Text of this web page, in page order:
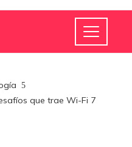
que trae Wi-Fi 7